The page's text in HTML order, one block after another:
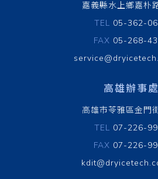
嘉義縣水上鄉嘉朴
TEL 05-362-
FAX 05-268-
高雄辦事處
高雄市苓雅區金門
TEL 07-226-
FAX 07-226-